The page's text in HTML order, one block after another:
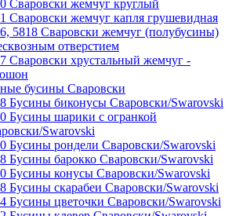
Сваровски жемчуг круглый
Сваровски жемчуг капля грушевидная
5818 Сваровски жемчуг (полубусины)
отверстием
Сваровски хрустальный жемчуг -
бусины Сваровски
Бусины биконусы Сваровски/Swarovski
Бусины шарики с огранкой
Swarovski
Бусины рондели Сваровски/Swarovski
Бусины барокко Сваровски/Swarovski
Бусины конусы Сваровски/Swarovski
Бусины скарабеи Сваровски/Swarovski
Бусины цветочки Сваровски/Swarovski